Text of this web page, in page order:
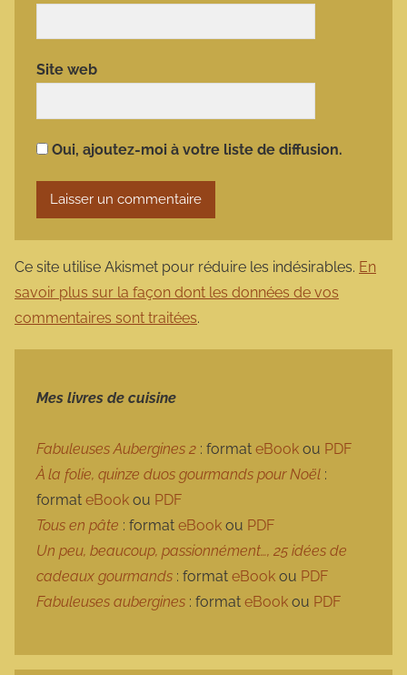
Site web
Oui, ajoutez-moi à votre liste de diffusion.
Ce site utilise Akismet pour réduire les indésirables. En
savoir plus sur la façon dont les données de vos
commentaires sont traitées.
Mes livres de cuisine
Fabuleuses Aubergines 2 : format eBook ou PDF
À la folie, quinze duos gourmands pour Noël :
format eBook ou PDF
Tous en pâte : format eBook ou PDF
Un peu, beaucoup, passionnément…, 25 idées de
cadeaux gourmands : format eBook ou PDF
Fabuleuses aubergines : format eBook ou PDF